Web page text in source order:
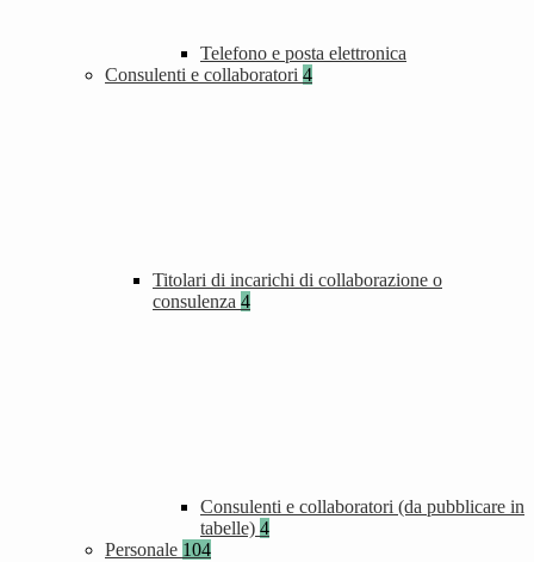
Telefono e posta elettronica
Consulenti e collaboratori 4
Titolari di incarichi di collaborazione o
consulenza 4
Consulenti e collaboratori (da pubblicare in
tabelle) 4
Personale 104